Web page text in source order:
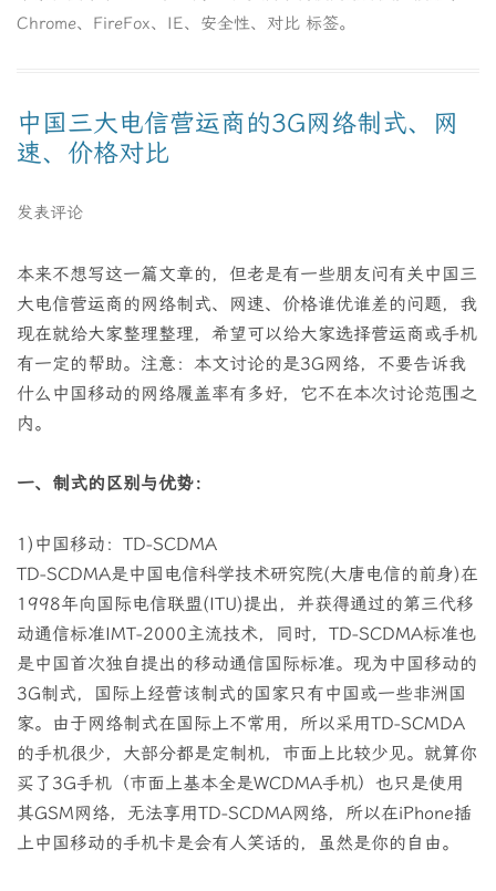
Chrome、 FireFox、 IE、 安全性、 对比 标签。
中国三大电信营运商的3G网络制式、网
速、价格对比
发表评论
本来不想写这一篇文章的，但老是有一些朋友问有关中国三
大电信营运商的网络制式、网速、价格谁优谁差的问题，我
现在就给大家整理整理，希望可以给大家选择营运商或手机
有一定的帮助。注意：本文讨论的是3G网络，不要告诉我
什么中国移动的网络履盖率有多好，它不在本次讨论范围之
内。
一、制式的区别与优势：
1)中国移动：TD-SCDMA
TD-SCDMA是中国电信科学技术研究院(大唐电信的前身)在
1998年向国际电信联盟(ITU)提出，并获得通过的第三代移
动通信标准IMT-2000主流技术，同时，TD-SCDMA标准也
是中国首次独自提出的移动通信国际标准。现为中国移动的
3G制式，国际上经营该制式的国家只有中国或一些非洲国
家。由于网络制式在国际上不常用，所以采用TD-SCMDA
的手机很少，大部分都是定制机，市面上比较少见。就算你
买了3G手机（市面上基本全是WCDMA手机）也只是使用
其GSM网络，无法享用TD-SCDMA网络，所以在iPhone插
上中国移动的手机卡是会有人笑话的，虽然是你的自由。